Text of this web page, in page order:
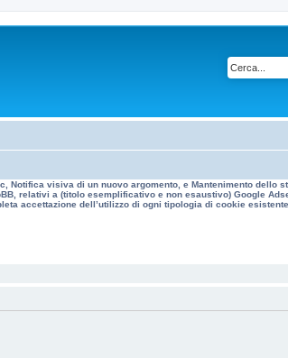
visiva di un nuovo argomento, e Mantenimento dello
relativi a (titolo esemplificativo e non esaustivo) Google
accettazione dell’utilizzo di ogni tipologia di cookie